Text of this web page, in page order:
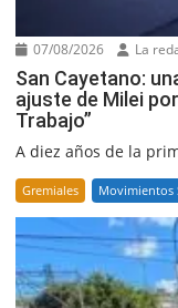
07/08/2026 La
San Cayetano:
ajuste de Milei
Trabajo”
A diez años de la
Gremiales Movimientos